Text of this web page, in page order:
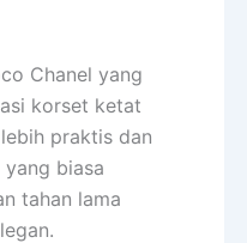
Chanel yang
korset ketat
praktis dan
biasa
tahan lama